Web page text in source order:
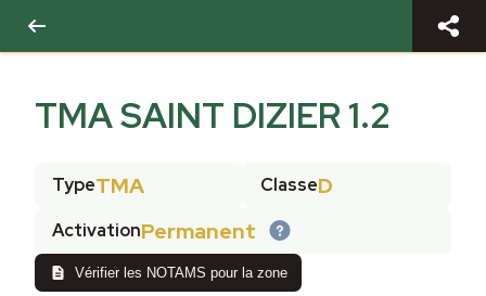
TMA SAINT DIZIER 1.2
TypeTMA ClasseD
ActivationPermanent
Vérifier les NOTAMS pour la zone